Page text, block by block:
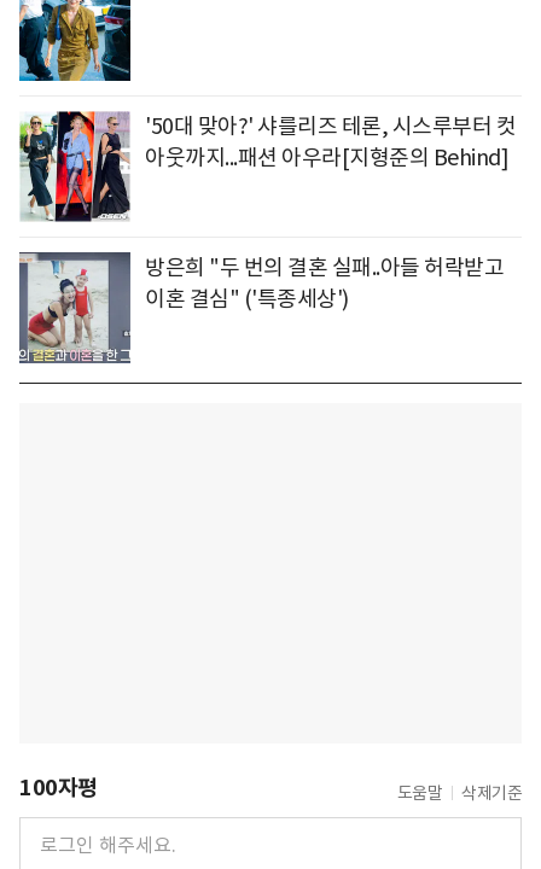
'50대 맞아?' 샤를리즈 테론, 시스루부터 컷
아웃까지...패션 아우라[지형준의 Behind]
방은희 "두 번의 결혼 실패..아들 허락받고
이혼 결심" ('특종세상')
100자평 도움말 삭제기준